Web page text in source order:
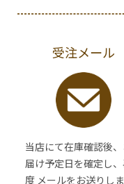
受注メール
当店にて在庫確認後
届け予定日を確定し
度 メールをお送りしま